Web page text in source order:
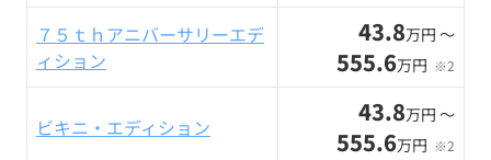
７５ｔｈアニバーサリーエデ
ィション
43.8万円 〜
555.6万円 ※2
ビキニ・エディション 43.8万円 〜
555.6万円 ※2